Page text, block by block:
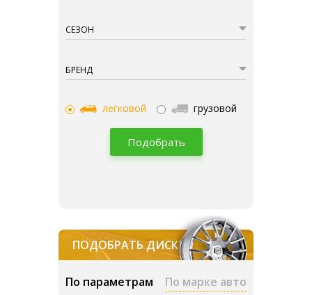
СЕЗОН
БРЕНД
легковой грузовой
Подобрать
ПОДОБРАТЬ ДИСКИ
По параметрам По марке авто